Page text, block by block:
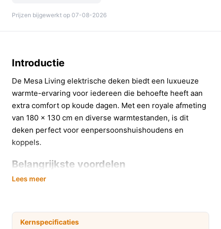
Prijzen bijgewerkt op 07-08-2026
Introductie
De Mesa Living elektrische deken biedt een luxueuze
warmte-ervaring voor iedereen die behoefte heeft aan
extra comfort op koude dagen. Met een royale afmeting
van 180 x 130 cm en diverse warmtestanden, is dit
deken perfect voor eenpersoonshuishoudens en
koppels.
Belangrijkste voordelen
Deze elektrische bovendeken combineert functionaliteit
**Zes warmtestanden**: Pas de temperatuur
Lees meer
Kernspecificaties